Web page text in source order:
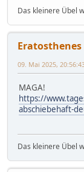
Das kleinere Übel
Eratosthenes
09. Mai 2025,
MAGA!
https://
abschiebehaft-
Das kleinere Übel